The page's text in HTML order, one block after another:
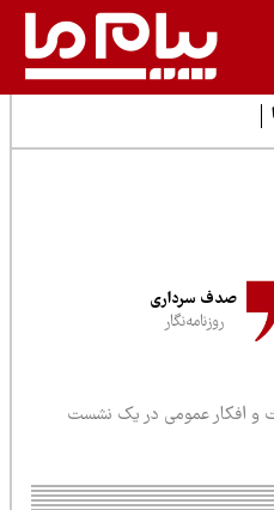
صدف سرداری
روزنامه‌نگار
عمومی در یک نشست